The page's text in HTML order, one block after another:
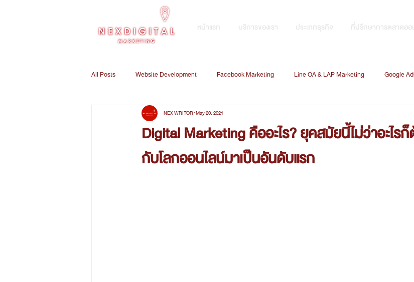
หน้าแรก บริการของเรา ประเภทธุรกิจ ที่ปรึกษาการตลาดออ
All Posts Website Development Facebook Marketing Line OA & LAP Marketing Google
E-Commerce Marketing Digital CRM
Customer Relationship Management Marketing technology Data Marketing
Digital Marketing คืออะไร? ยุคสมัยนี้ไม่ว่าอะไร
กับโลกออนไลน์มาเป็นอันดับแรก
NEX WRITOR May 20, 2021